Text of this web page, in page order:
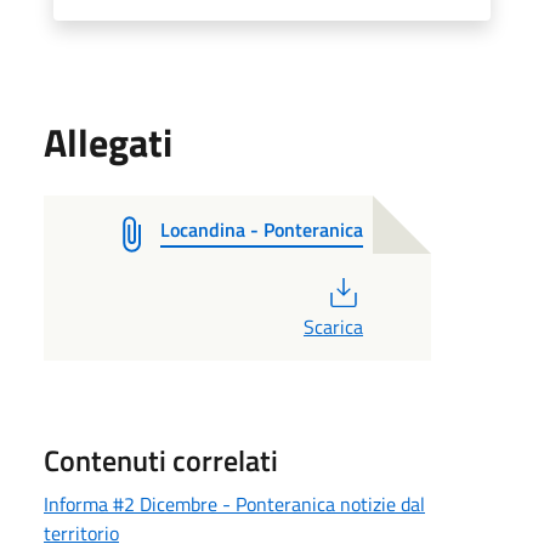
Allegati
Locandina - Ponteranica
Scarica
Contenuti correlati
Informa #2 Dicembre - Ponteranica notizie dal
territorio